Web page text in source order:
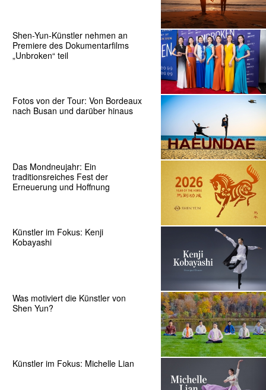
Shen-Yun-Künstler nehmen an
Premiere des Dokumentarfilms
„Unbroken“ teil
Fotos von der Tour: Von Bordeaux
nach Busan und darüber hinaus
Das Mondneujahr: Ein
traditionsreiches Fest der
Erneuerung und Hoffnung
Künstler im Fokus: Kenji
Kobayashi
Was motiviert die Künstler von
Shen Yun?
Künstler im Fokus: Michelle Lian